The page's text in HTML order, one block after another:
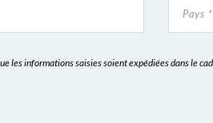
Pays *
les informations saisies soient expédiées dans le